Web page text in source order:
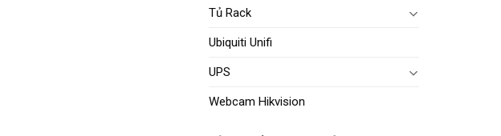
Tủ Rack
Ubiquiti Unifi
UPS
Webcam Hikvision